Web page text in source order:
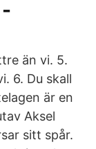
än vi. 5.
6. Du skall
är en
Aksel
sitt spår.